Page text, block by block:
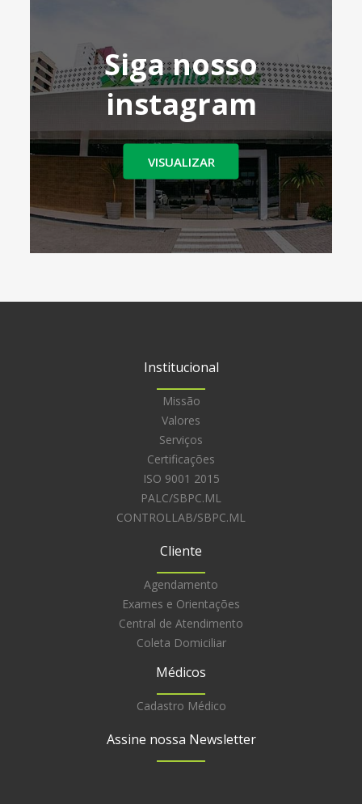
Siga nosso
instagram
VISUALIZAR
Institucional
Missão
Valores
Serviços
Certificações
ISO 9001 2015
PALC/SBPC.ML
CONTROLLAB/SBPC.ML
Cliente
Agendamento
Exames e Orientações
Central de Atendimento
Coleta Domiciliar
Médicos
Cadastro Médico
Assine nossa Newsletter